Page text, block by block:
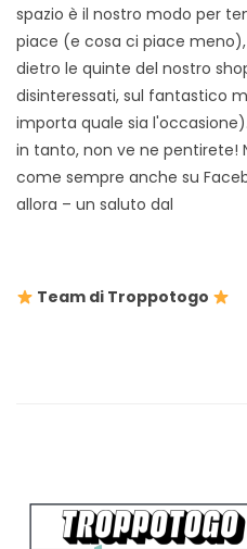
spazio è il nostro modo per
piace (e cosa ci piace
dietro le quinte del nostro
disinteressati, sul fantastico
importa quale sia
in tanto, non ve ne pentirete!
come sempre anche su
allora – un saluto dal
Team di Troppotogo